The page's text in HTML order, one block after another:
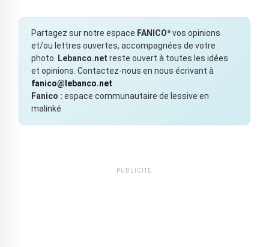
Partagez sur notre espace FANICO*vos opinions
et/ou lettres ouvertes, accompagnées de votre
photo.
Lebanco.net reste ouvert à toutes les idées
et opinions. Contactez-nous en nous écrivant à
fanico@lebanco.net
Fanico : espace communautaire de lessive en
malinké
PUBLICITÉ